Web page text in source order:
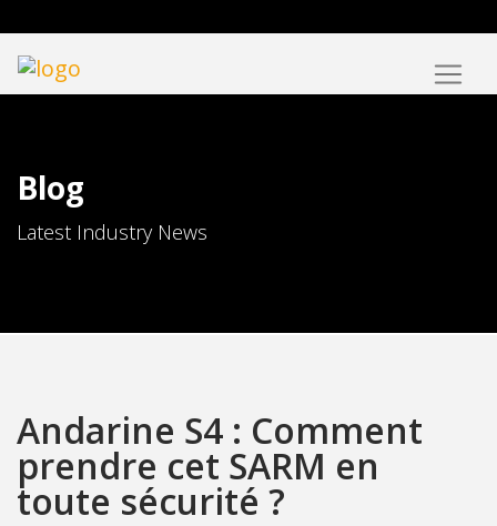
Blog
Latest Industry News
Andarine S4 : Comment
prendre cet SARM en
toute sécurité ?